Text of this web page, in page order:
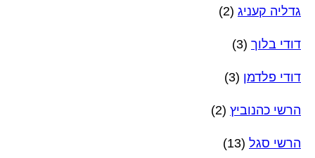
גדליה קעניג (2)
דודי בלוך (3)
דודי פלדמן (3)
הרשי כהנוביץ (2)
הרשי סגל (13)